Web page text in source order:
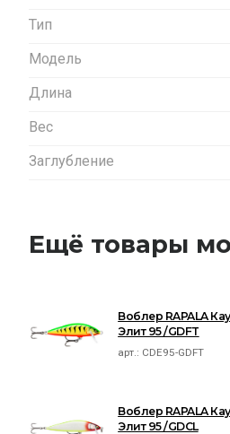
Тип
Модель
Длина
Вес
Заглубление
Ещё товары
Воблер RAPALA
Элит 95 /GDFT
арт.: CDE95-GDFT
Воблер RAPALA
Элит 95 /GDCL